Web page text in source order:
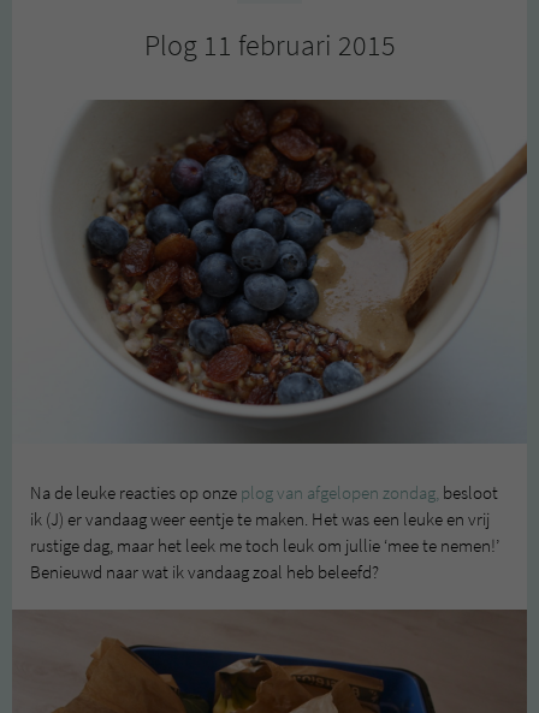
Plog 11 februari 2015
Na de leuke reacties op onze plog van afgelopen zondag, besloot
ik (J) er vandaag weer eentje te maken. Het was een leuke en vrij
rustige dag, maar het leek me toch leuk om jullie ‘mee te nemen!’
Benieuwd naar wat ik vandaag zoal heb beleefd?